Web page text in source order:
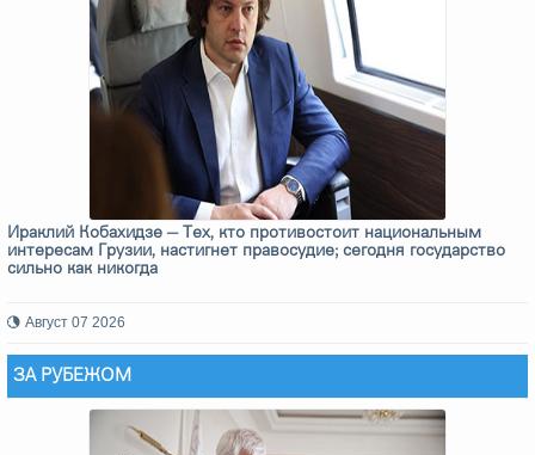
Ираклий Кобахидзе — Тех, кто противостоит национальным
интересам Грузии, настигнет правосудие; сегодня государство
сильно как никогда
Август 07 2026
ЗА РУБЕЖОМ